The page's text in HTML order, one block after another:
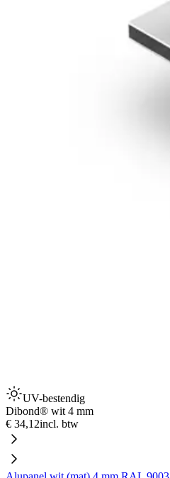
UV-bestendig
Dibond® wit 4 mm
€ 34,12incl. btw